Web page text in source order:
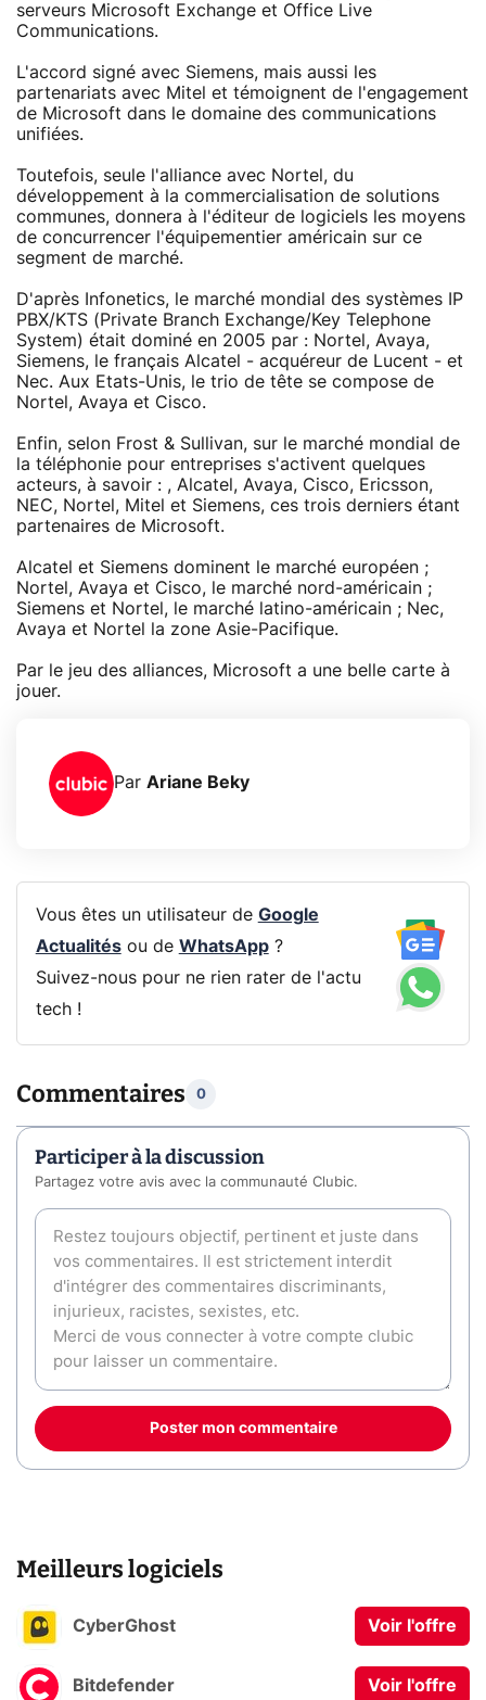
serveurs Microsoft Exchange et Office Live
Communications.
L'accord signé avec Siemens, mais aussi les
partenariats avec Mitel et témoignent de l'engagement
de Microsoft dans le domaine des communications
unifiées.
Toutefois, seule l'alliance avec Nortel, du
développement à la commercialisation de solutions
communes, donnera à l'éditeur de logiciels les moyens
de concurrencer l'équipementier américain sur ce
segment de marché.
D'après Infonetics, le marché mondial des systèmes IP
PBX/KTS (Private Branch Exchange/Key Telephone
System) était dominé en 2005 par : Nortel, Avaya,
Siemens, le français Alcatel - acquéreur de Lucent - et
Nec. Aux Etats-Unis, le trio de tête se compose de
Nortel, Avaya et Cisco.
Enfin, selon Frost & Sullivan, sur le marché mondial de
la téléphonie pour entreprises s'activent quelques
acteurs, à savoir : , Alcatel, Avaya, Cisco, Ericsson,
NEC, Nortel, Mitel et Siemens, ces trois derniers étant
partenaires de Microsoft.
Alcatel et Siemens dominent le marché européen ;
Nortel, Avaya et Cisco, le marché nord-américain ;
Siemens et Nortel, le marché latino-américain ; Nec,
Avaya et Nortel la zone Asie-Pacifique.
Par le jeu des alliances, Microsoft a une belle carte à
jouer.
Par Ariane Beky
Vous êtes un utilisateur de Google
Actualitésou de WhatsApp?
Suivez-nous pour ne rien rater de l'actu
tech !
Commentaires 0
Participer à la discussion
Partagez votre avis avec la communauté Clubic.
Poster mon commentaire
Meilleurs logiciels
CyberGhost Voir l'offre
Bitdefender Voir l'offre